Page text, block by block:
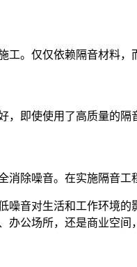
工。仅仅依赖隔音材料
即使使用了高质量的隔
消除噪音。在实施隔音
噪音对生活和工作环境
公场所，还是商业空